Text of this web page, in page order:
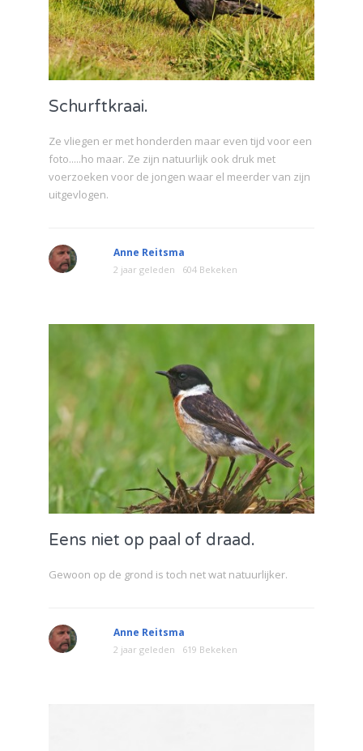
Schurftkraai.
Ze vliegen er met honderden maar even tijd voor een
foto.....ho maar. Ze zijn natuurlijk ook druk met
voerzoeken voor de jongen waar el meerder van zijn
uitgevlogen.
Anne Reitsma
2 jaar geleden 604 Bekeken
Eens niet op paal of draad.
Gewoon op de grond is toch net wat natuurlijker.
Anne Reitsma
2 jaar geleden 619 Bekeken